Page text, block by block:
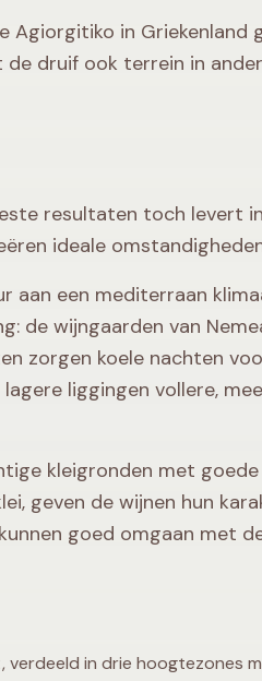
in Griekenland
druif ook terrein in
resultaten toch levert
ideale
aan een mediterraan
de wijngaarden van
zorgen koele nachten
liggingen vollere,
kleigronden met
geven de wijnen hun
goed omgaan met
in drie hoogtezones